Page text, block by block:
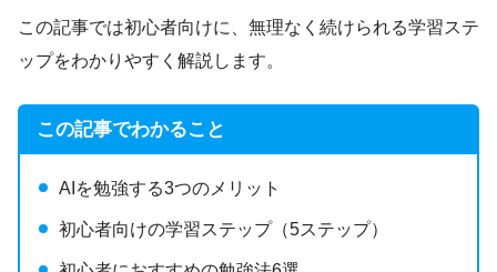
この記事では初心者向けに、無理なく続けられる学習ステ
ップをわかりやすく解説します。
この記事でわかること
AIを勉強する3つのメリット
初心者向けの学習ステップ（5ステップ）